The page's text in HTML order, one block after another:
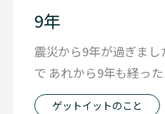
9年
震災から9年が過ぎま
で あれから9年も経っ
あの時感じた、ただ命
ゲットイットのこと